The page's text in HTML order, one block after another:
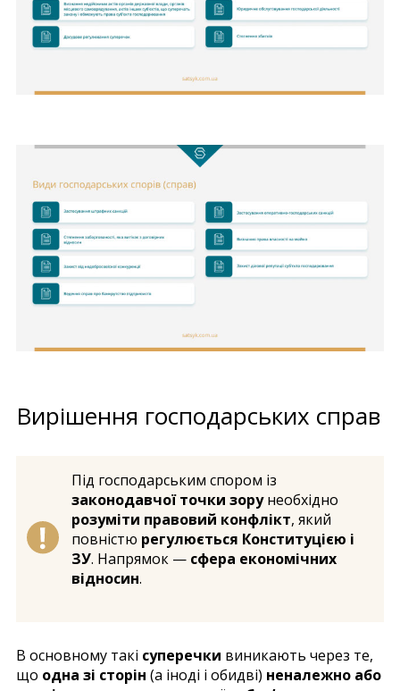
Вирішення господарських справ
Під господарським спором із
законодавчої точки зорунеобхідно
розуміти правовий конфлікт, який
повністю регулюється Конституцією і
ЗУ. Напрямок — сфера економічних
відносин.
В основному такі суперечки виникають через те,
що одна зі сторін (а іноді і обидві) неналежно або